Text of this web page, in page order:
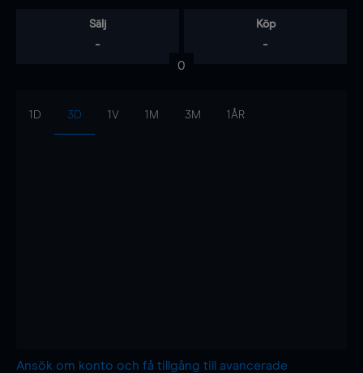
Sälj
-
Köp
-
0
1D 3D 1V 1M 3M 1ÅR
Ansök om konto och få tillgång till avancerade